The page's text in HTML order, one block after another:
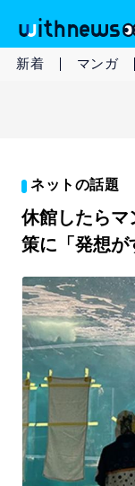
新着 マンガ
ネットの話題
休館したら
策に「発想が